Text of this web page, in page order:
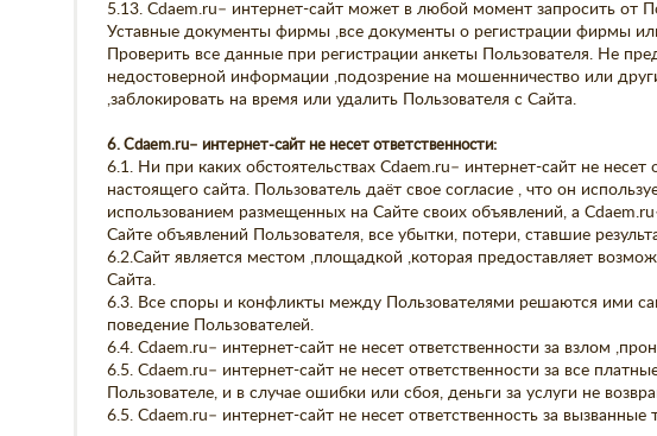
5.13. Cdaem.ru– интернет-сайт может в любой момент запросить
Уставные документы фирмы ,все документы о регистрации фирмы
Проверить все данные при регистрации анкеты Пользователя. Не
недостоверной информации ,подозрение на мошенничество или
,заблокировать на время или удалить Пользователя с Сайта.
6. Cdaem.ru– интернет-сайт не несет ответственности:
6.1. Ни при каких обстоятельствах Cdaem.ru– интернет-сайт не
настоящего сайта. Пользователь даёт свое согласие , что он
использованием размещенных на Сайте своих объявлений, а
Сайте объявлений Пользователя, все убытки, потери, ставшие
6.2.Сайт является местом ,площадкой ,которая предоставляет
Сайта.
6.3. Все споры и конфликты между Пользователями решаются ими
поведение Пользователей.
6.4. Cdaem.ru– интернет-сайт не несет ответственности за взлом
6.5. Cdaem.ru– интернет-сайт не несет ответственности за все
Пользователе, и в случае ошибки или сбоя, деньги за услуги не
6.5. Cdaem.ru– интернет-сайт не несет ответственность за